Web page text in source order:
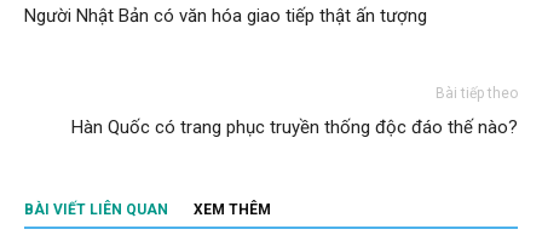
Người Nhật Bản có văn hóa giao tiếp thật ấn tượng
Bài tiếp theo
Hàn Quốc có trang phục truyền thống độc đáo thế nào?
BÀI VIẾT LIÊN QUAN XEM THÊM